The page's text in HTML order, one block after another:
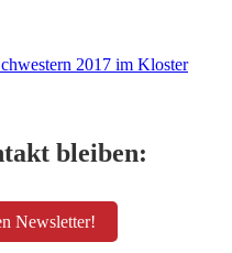
2017 im Kloster
bleiben:
Newsletter!